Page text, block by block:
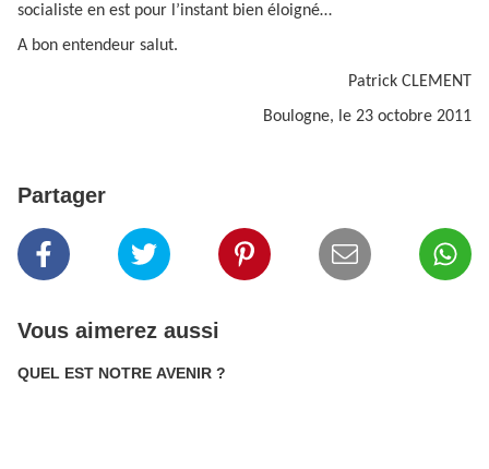
socialiste en est pour l’instant bien éloigné…
A bon entendeur salut.
Patrick CLEMENT
Boulogne, le 23 octobre 2011
Partager
Vous aimerez aussi
QUEL EST NOTRE AVENIR ?